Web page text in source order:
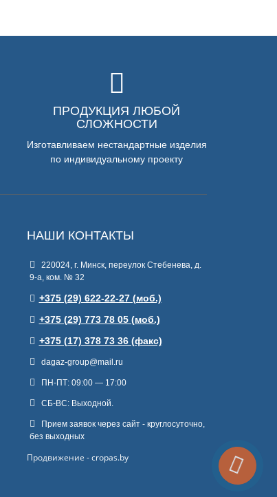
ПРОДУКЦИЯ ЛЮБОЙ
СЛОЖНОСТИ
Изготавливаем нестандартные изделия
по индивидуальному проекту
НАШИ КОНТАКТЫ
220024, г. Минск, переулок Стебенева, д.
9-а, ком. № 32
+375 (29) 622-22-27 (моб.)
+375 (29) 773 78 05 (моб.)
+375 (17) 378 73 36 (факс)
dagaz-group@mail.ru
ПН-ПТ: 09:00 — 17:00
СБ-ВС: Выходной.
Прием заявок через сайт - круглосуточно,
без выходных
Продвижение -cropas.by